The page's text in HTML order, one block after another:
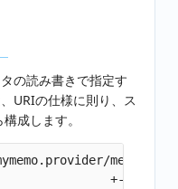
の読み書きで指定す
URIの仕様に則り、ス
成します。
memos
+-- パス